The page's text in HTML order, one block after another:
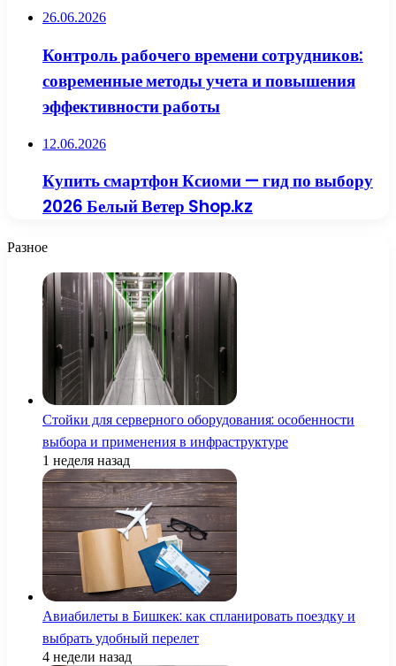
26.06.2026
Контроль рабочего времени сотрудников:
современные методы учета и повышения
эффективности работы
12.06.2026
Купить смартфон Ксиоми — гид по выбору
2026 Белый Ветер Shop.kz
Разное
Стойки для серверного оборудования: особенности
выбора и применения в инфраструктуре
1 неделя назад
Авиабилеты в Бишкек: как спланировать поездку и
выбрать удобный перелет
4 недели назад